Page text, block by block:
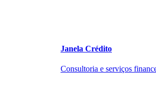
Janela Crédito
Consultoria e serviços